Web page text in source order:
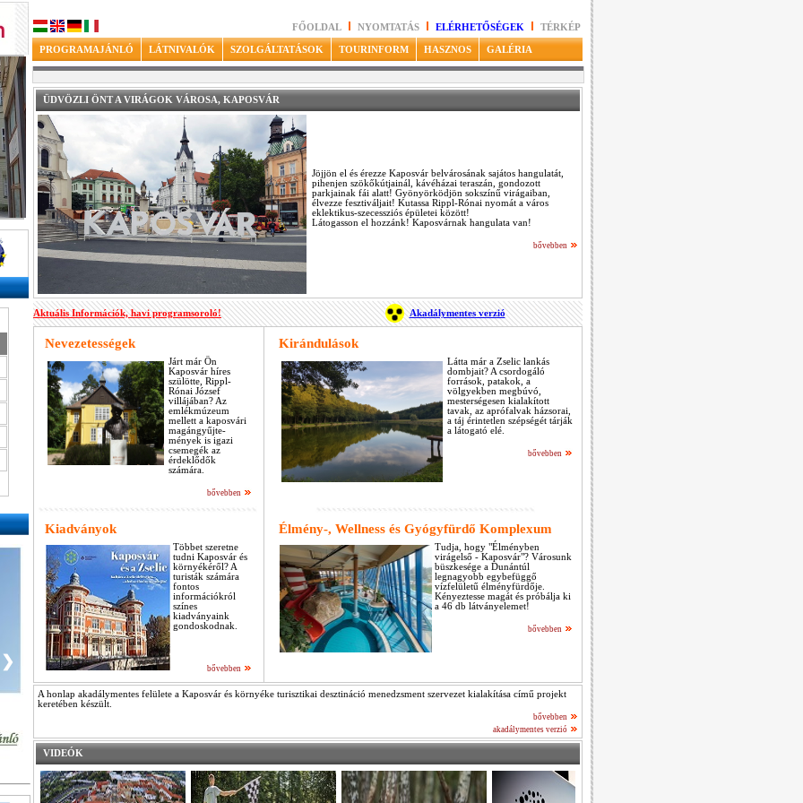
❯
FŐOLDAL NYOMTATÁS ELÉRHETŐSÉGEK TÉRKÉP
PROGRAMAJÁNLÓ LÁTNIVALÓK SZOLGÁLTATÁSOK TOURINFORM HASZNOS GALÉRIA
ÜDVÖZLI ÖNT A VIRÁGOK VÁROSA, KAPOSVÁR
Jöjjön el és érezze Kaposvár belvárosának sajátos hangulatát,
pihenjen szökőkútjainál, kávéházai teraszán, gondozott
parkjainak fái alatt! Gyönyörködjön sokszínű virágaiban,
élvezze fesztiváljait! Kutassa Rippl-Rónai nyomát a város
eklektikus-szecessziós épületei között!
Látogasson el hozzánk! Kaposvárnak hangulata van!
bővebben
Aktuális Információk, havi programsoroló! Akadálymentes verzió
Nevezetességek
Járt már Ön
Kaposvár híres
szülötte, Rippl-
Rónai József
villájában? Az
emlékmúzeum
mellett a kaposvári
magángyűjte-
mények is igazi
csemegék az
érdeklődők
számára.
bővebben
Kirándulások
Látta már a Zselic lankás
dombjait? A csordogáló
források, patakok, a
völgyekben megbúvó,
mesterségesen kialakított
tavak, az aprófalvak házsorai,
a táj érintetlen szépségét tárják
a látogató elé.
bővebben
Kiadványok
Többet szeretne
tudni Kaposvár és
környékéről? A
turisták számára
fontos
információkról
színes
kiadványaink
gondoskodnak.
bővebben
Élmény-, Wellness és Gyógyfürdő Komplexum
Tudja, hogy "Élményben
virágelső - Kaposvár"? Városunk
büszkesége a Dunántúl
legnagyobb egybefüggő
vízfelületű élményfürdője.
Kényeztesse magát és próbálja ki
a 46 db látványelemet!
bővebben
A honlap akadálymentes felülete a Kaposvár és környéke turisztikai desztináció menedzsment szervezet kialakítása című projekt
keretében készült.
bővebben
akadálymentes verzió
VIDEÓK